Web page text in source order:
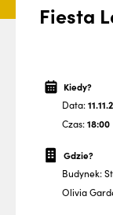
Fiesta
Kiedy?
Data:
Czas:18:00
Gdzie?
Budynek:
Olivia